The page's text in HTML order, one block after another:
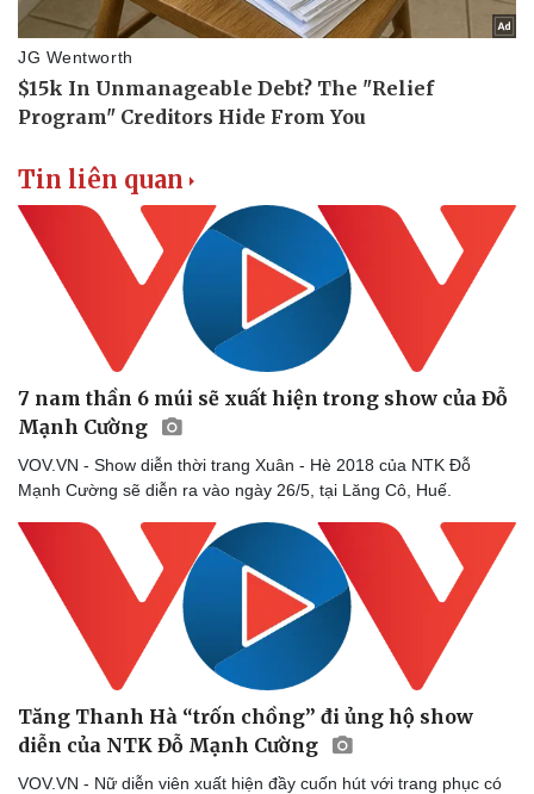
Tư vấn
Săn Tour
check-in
Câu chuyện thời sự
Đọc truyện đêm khuya
Kể chuyện cho bé
Hạt giống tâm hồn
Tin liên quan
7 nam thần 6 múi sẽ xuất hiện trong show của Đỗ
Mạnh Cường
VOV.VN - Show diễn thời trang Xuân - Hè 2018 của NTK Đỗ
Mạnh Cường sẽ diễn ra vào ngày 26/5, tại Lăng Cô, Huế.
Tăng Thanh Hà “trốn chồng” đi ủng hộ show
diễn của NTK Đỗ Mạnh Cường
VOV.VN - Nữ diễn viên xuất hiện đầy cuốn hút với trang phục có